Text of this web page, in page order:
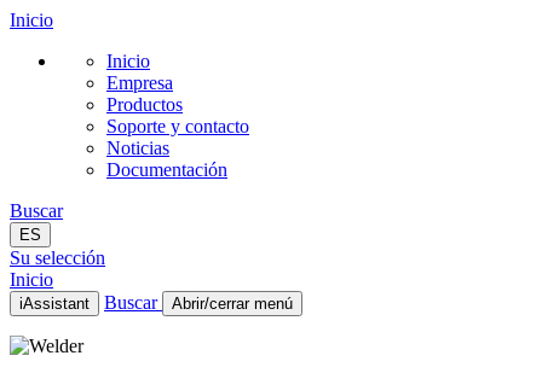
Inicio
Inicio
Empresa
Productos
Soporte y contacto
Noticias
Documentación
Buscar
ES
Su selección
Inicio
iAssistant Buscar Abrir/cerrar menú
Inicio